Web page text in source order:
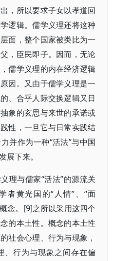
，所以要求子女以孝道回
逻辑。儒学义理还将这种
面，整个国家被类比为一
，臣民即子。因而，无论
儒学义理的内在经济逻辑
因。又由于儒学义理是一
、合乎人际交换逻辑又日
象的玄思与来世的承诺或
性，一旦它与日常实践结
并作为一种“活法”与中国
展下来。
理与儒家“活法”的源流关
者黄光国的“人情”、“面
念。[9]之所以采用这四个
的本土性。概念的本土性
社会心理、行为与现象，
、行为与现象之间存在偏